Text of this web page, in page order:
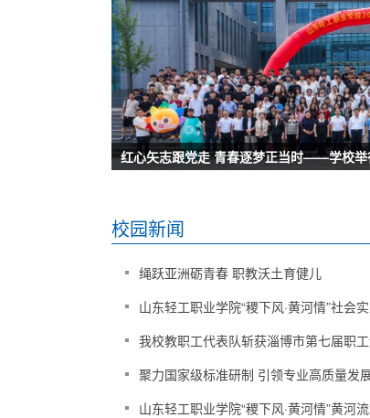
学校召开思政课建设专题会议
校园新闻
绳跃亚洲砺青春 职教沃土育健儿
山东轻工职业学院“稷下风·黄河情”社会
我校教职工代表队斩获淄博市第七届职
聚力国家级标准研制 引领专业高质量发
山东轻工职业学院“稷下风·黄河情”黄河